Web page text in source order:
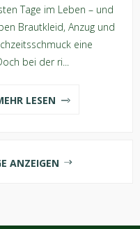
Tage im Leben – und
Brautkleid, Anzug und
eine
bei der ri...
LESEN
ANZEIGEN